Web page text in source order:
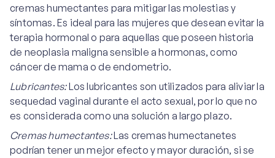
cremas humectantes para mitigar las molestias y
síntomas. Es ideal para las mujeres que desean evitar la
terapia hormonal o para aquellas que poseen historia
de neoplasia maligna sensible a hormonas, como
cáncer de mama o de endometrio.
Lubricantes:Los lubricantes son utilizados para aliviar la
sequedad vaginal durante el acto sexual, por lo que no
es considerada como una solución a largo plazo.
Cremas humectantes:Las cremas humectanetes
podrían tener un mejor efecto y mayor duración, si se